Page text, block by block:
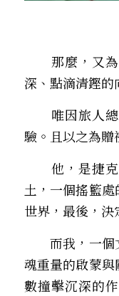
那麼，又為
深、點滴清鏗
唯因旅人總
驗。且以之為贈
他，是捷克
土，一個搖籃
世界，最後，決
而我，一個
魂重量的啟蒙
數撞擊沉深的